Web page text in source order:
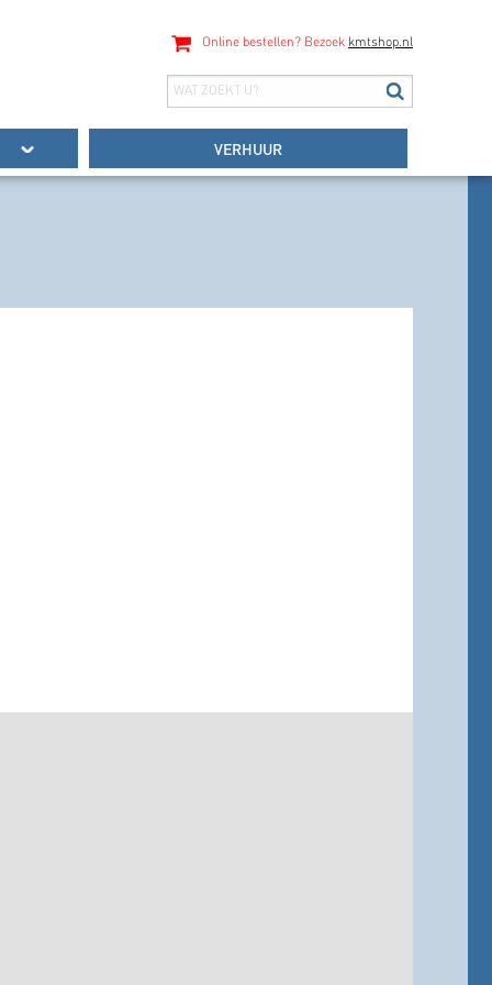
Online bestellen? Bezoek kmtshop.nl
VERHUUR